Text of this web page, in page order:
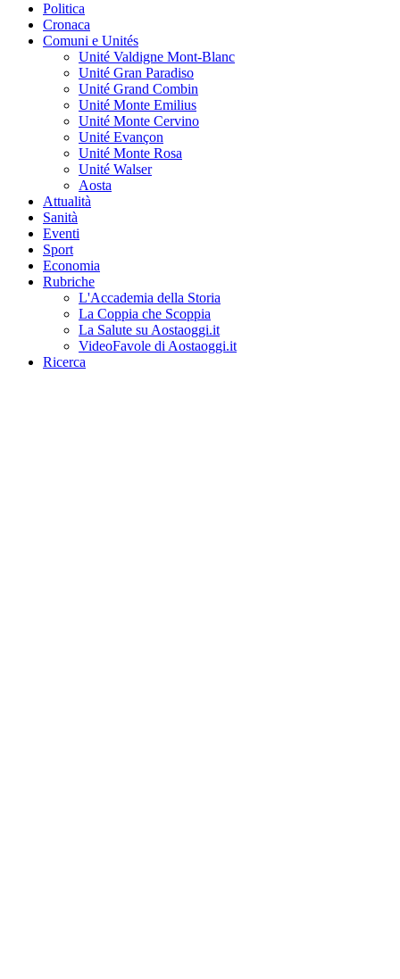
Politica
Cronaca
Comuni e Unités
Unité Valdigne Mont-Blanc
Unité Gran Paradiso
Unité Grand Combin
Unité Monte Emilius
Unité Monte Cervino
Unité Evançon
Unité Monte Rosa
Unité Walser
Aosta
Attualità
Sanità
Eventi
Sport
Economia
Rubriche
L'Accademia della Storia
La Coppia che Scoppia
La Salute su Aostaoggi.it
VideoFavole di Aostaoggi.it
Ricerca